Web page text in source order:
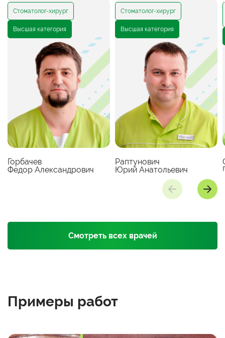
Смотреть всех врачей
Стоматолог-хирург
Высшая категория
Горбачев
Федор Александрович
Стоматолог-хирург
Высшая категория
Раптунович
Юрий Анатольевич
Примеры работ